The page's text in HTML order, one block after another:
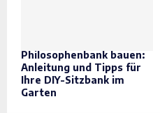
Philosophenbank bauen:
Anleitung und Tipps für
Ihre DIY-Sitzbank im
Garten